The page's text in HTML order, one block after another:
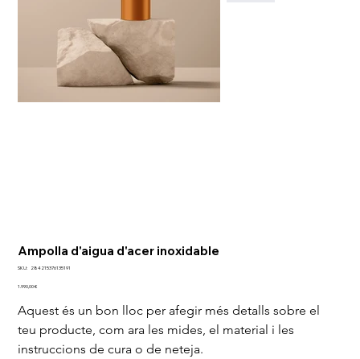
Ampolla d'aigua d'acer inoxidable
SKU:
SKU
284215376135191
Preu
1.990,00 €
Aquest és un bon lloc per afegir més detalls sobre el
teu producte, com ara les mides, el material i les
instruccions de cura o de neteja.